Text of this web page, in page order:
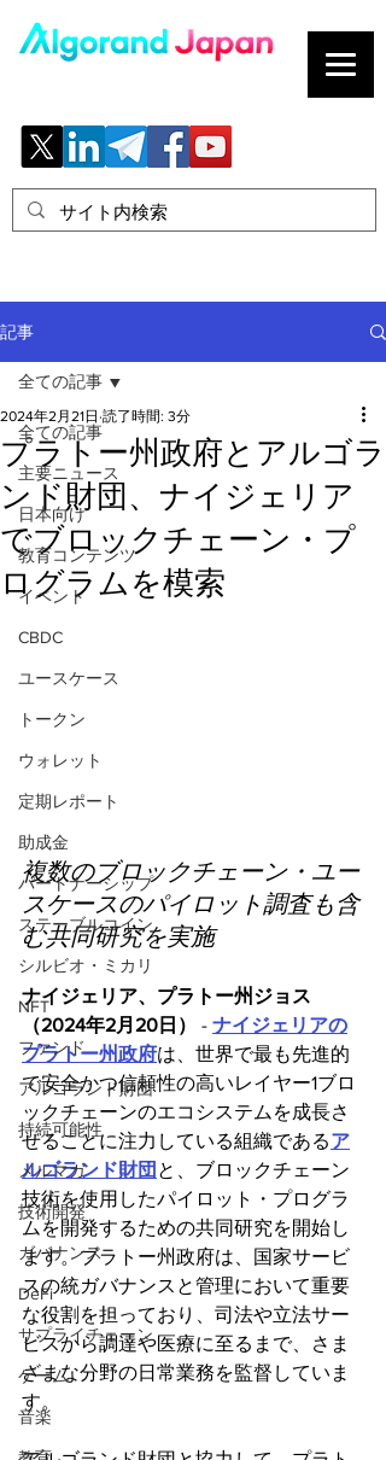
記事
全ての記事
主要ニュース
日本向け
教育コンテンツ
イベント
CBDC
ユースケース
トークン
ウォレット
定期レポート
助成金
パートナーシップ
ステーブルコイン
シルビオ・ミカリ
NFT
ファンド
アルゴランド財団
持続可能性
メルマガ
技術開発
ガバナンス
DeFi
サプライチェーン
ゲーム
音楽
全ての記事
プラトー州政府とアルゴラ
ンド財団、ナイジェリア
でブロックチェーン・プ
ログラムを模索
2024年2月21日 読了時間: 3分
複数のブロックチェーン・ユー
スケースのパイロット調査も含
む共同研究を実施
ナイジェリア、プラトー州ジョス
（2024年2月20日） - ナイジェリアの
プラトー州政府は、世界で最も先進的
で安全かつ信頼性の高いレイヤー1ブロ
ックチェーンのエコシステムを成長さ
せることに注力している組織であるア
ルゴランド財団 と、ブロックチェーン
技術を使用したパイロット・プログラ
ムを開発するための共同研究を開始し
ます。プラトー州政府は、国家サービ
スの統ガバナンスと管理において重要
な役割を担っており、司法や立法サー
ビスから調達や医療に至るまで、さま
ざまな分野の日常業務を監督していま
す。